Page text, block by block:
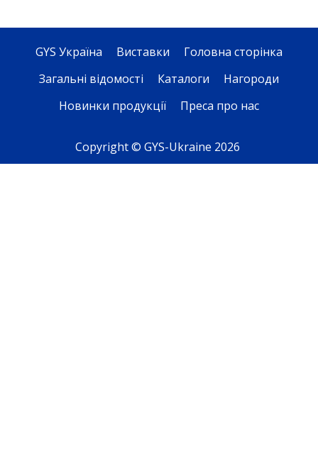
GYS Україна Виставки
Головна сторінка
Загальні відомості
Каталоги
Нагороди
Новинки продукції
Преса про нас
Copyright © GYS-Ukraine 2026